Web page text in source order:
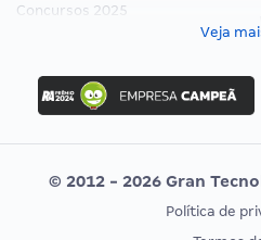
Concursos 2025
Concurso Ibama
Concurso MPU
Editais publicados
CONCURSOS POR PROFISSÃO
Veja
© 2012 - 2026 Gran
Política de